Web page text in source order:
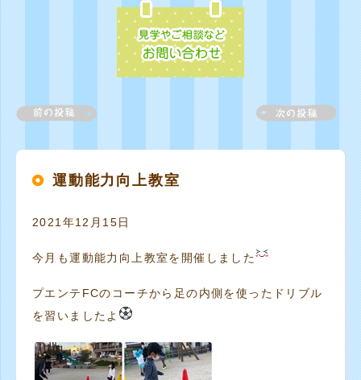
運動能力向上教室
2021年12月15日
今月も運動能力向上教室を開催しました
プエンテFCのコーチから足の内側を使ったドリブル
を習いましたよ